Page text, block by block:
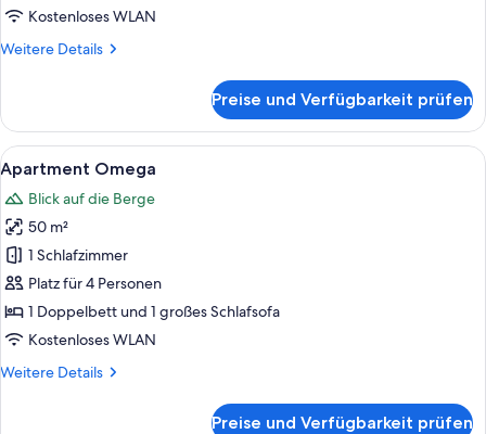
Kostenloses WLAN
Weitere Details
Weitere
Castor
Preise und Verfügbarkeit prüfen
Alle
Fotos
für
Apartment
Omega
anzeigen
Eine moderne Küche mit
6
Apartment Omega
Blick auf die Berge
50 m²
1 Schlafzimmer
Platz für 4 Personen
1 Doppelbett und 1 großes Schlafsofa
Kostenloses WLAN
Weitere Details
Weitere
Preise und Verfügbarkeit prüfen